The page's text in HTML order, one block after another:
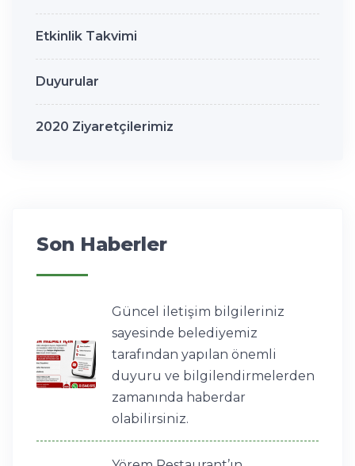
Etkinlik Takvimi
Duyurular
2020 Ziyaretçilerimiz
Son Haberler
Güncel iletişim bilgileriniz
sayesinde belediyemiz
tarafından yapılan önemli
duyuru ve bilgilendirmelerden
zamanında haberdar
olabilirsiniz.